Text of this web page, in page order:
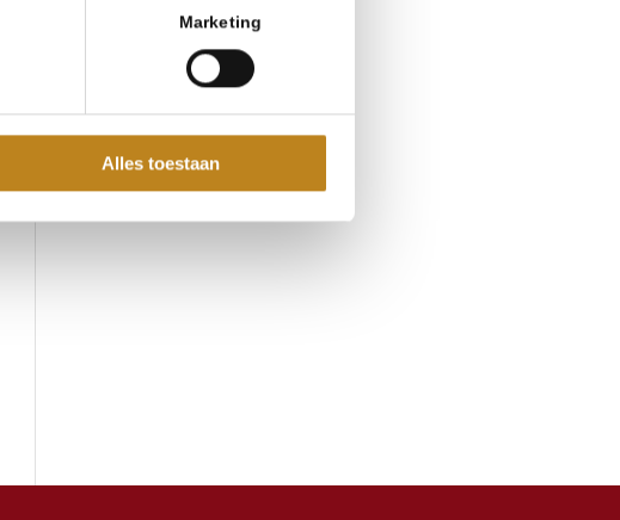
Marketing
Alles toestaan